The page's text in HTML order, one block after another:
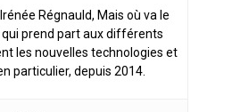
Régnauld, Mais où va le
qui prend part aux différents
les nouvelles technologies et
particulier, depuis 2014.